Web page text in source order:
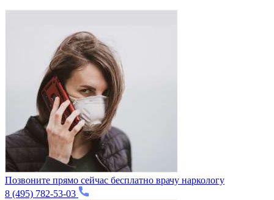
Позвоните прямо сейчас бесплатно врачу наркологу
8 (495) 782-53-03